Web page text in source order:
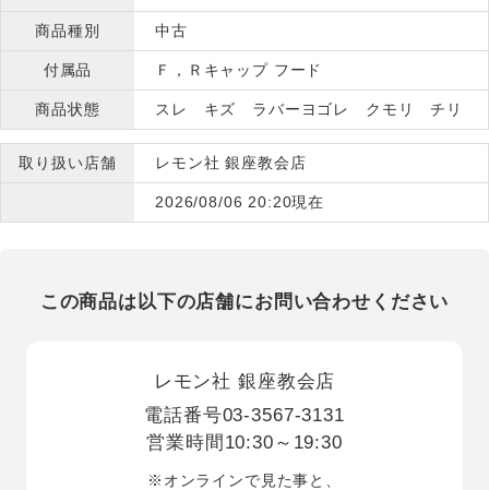
商品種別 中古
付属品 Ｆ，Ｒキャップ フード
商品状態 スレ キズ ラバーヨゴレ クモリ チリ
取り扱い店舗 レモン社 銀座教会店
2026/08/06 20:20現在
この商品は以下の店舗にお問い合わせください
レモン社 銀座教会店
電話番号03-3567-3131
営業時間 10:30～19:30
※オンラインで見た事と、